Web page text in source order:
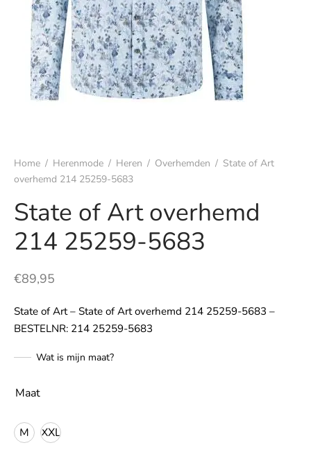
Home / Herenmode / Heren / Overhemden / State of Art
overhemd 214 25259-5683
State of Art overhemd
214 25259-5683
€89,95
State of Art – State of Art overhemd 214 25259-5683 –
BESTELNR: 214 25259-5683
Wat is mijn maat?
Maat
M XXL
& nachtmode
& colberts